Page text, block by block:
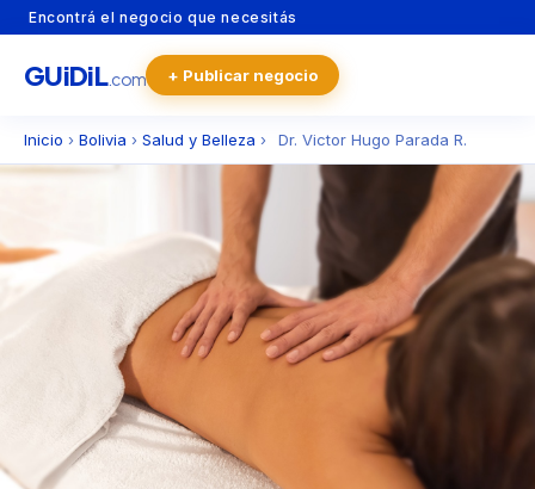
Encontrá el negocio que necesitás
GUiDiL.com + Publicar negocio
Inicio › Bolivia › Salud y Belleza › Dr. Victor Hugo Parada R.